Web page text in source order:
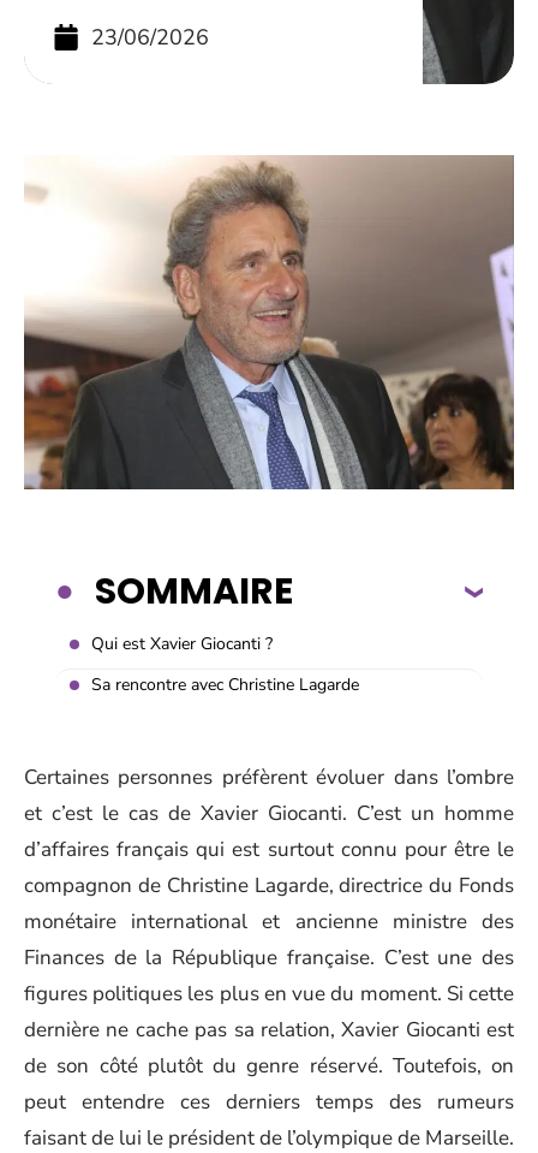
23/06/2026
SOMMAIRE
Qui est Xavier Giocanti ?
Sa rencontre avec Christine Lagarde
Certaines personnes préfèrent évoluer dans l’ombre
et c’est le cas de Xavier Giocanti. C’est un homme
d’affaires français qui est surtout connu pour être le
compagnon de Christine Lagarde, directrice du Fonds
monétaire international et ancienne ministre des
Finances de la République française. C’est une des
figures politiques les plus en vue du moment. Si cette
dernière ne cache pas sa relation, Xavier Giocanti est
de son côté plutôt du genre réservé. Toutefois, on
peut entendre ces derniers temps des rumeurs
faisant de lui le président de l’olympique de Marseille.